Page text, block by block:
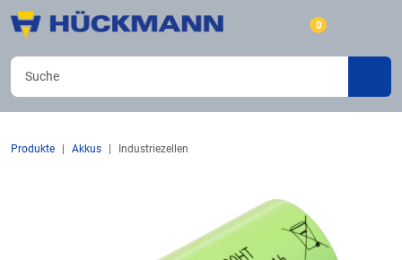
0
Produkte Akkus Industriezellen